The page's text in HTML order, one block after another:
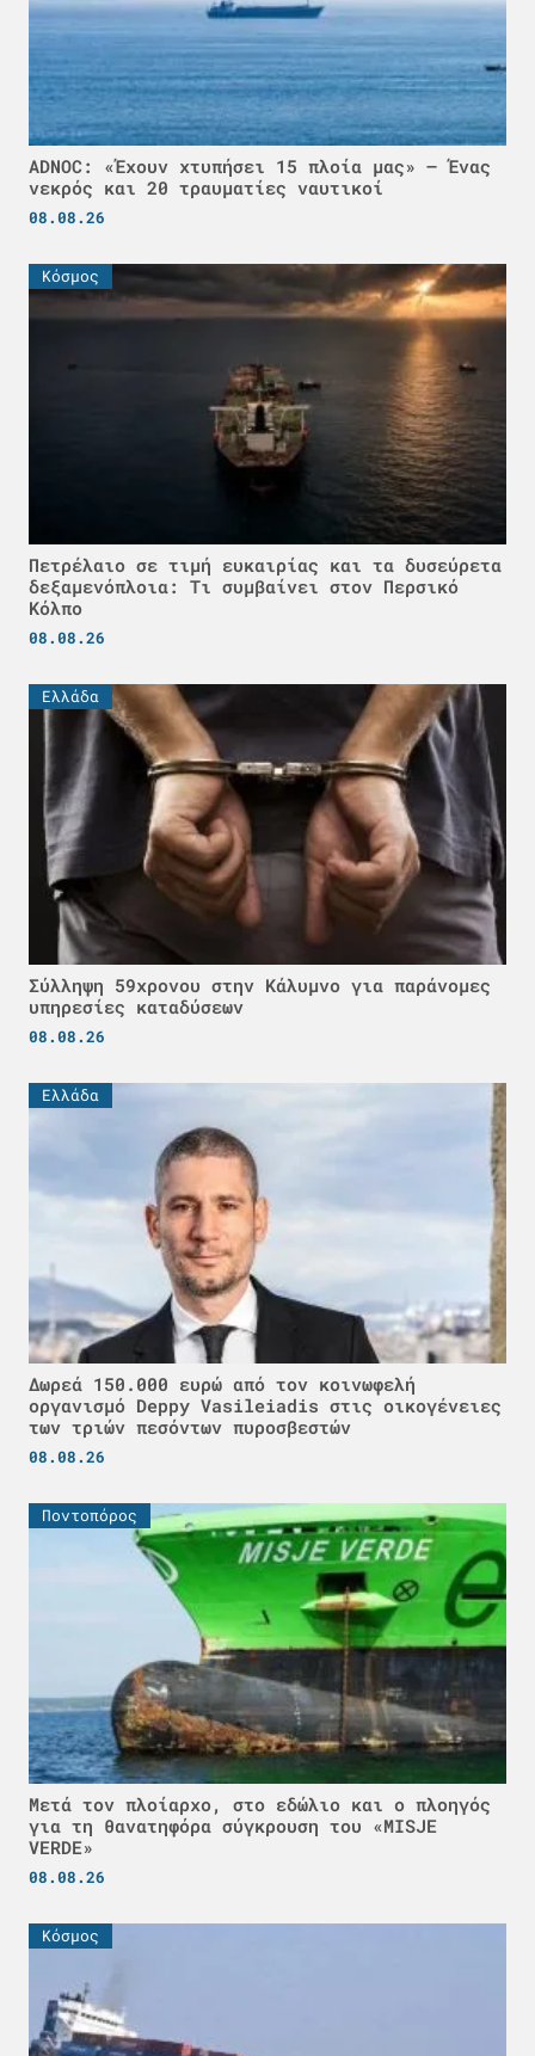
ADNOC: «Έχουν χτυπήσει 15 πλοία μας» – Ένας
νεκρός και 20 τραυματίες ναυτικοί
08.08.26
Κόσμος
Πετρέλαιο σε τιμή ευκαιρίας και τα δυσεύρετα
δεξαμενόπλοια: Τι συμβαίνει στον Περσικό
Κόλπο
08.08.26
Ελλάδα
Σύλληψη 59χρονου στην Κάλυμνο για παράνομες
υπηρεσίες καταδύσεων
08.08.26
Ελλάδα
Δωρεά 150.000 ευρώ από τον κοινωφελή
οργανισμό Deppy Vasileiadis στις οικογένειες
των τριών πεσόντων πυροσβεστών
08.08.26
Ποντοπόρος
Μετά τον πλοίαρχο, στο εδώλιο και ο πλοηγός
για τη θανατηφόρα σύγκρουση του «MISJE
VERDE»
08.08.26
Κόσμος